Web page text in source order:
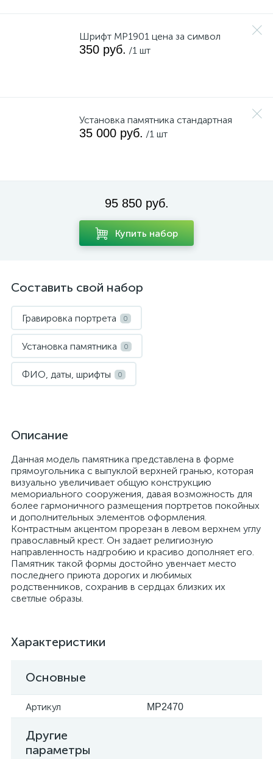
Шрифт MP1901 цена за символ
350 руб. /1 шт
Установка памятника стандартная
35 000 руб. /1 шт
95 850 руб.
Купить набор
Составить свой набор
Гравировка портрета 0
Установка памятника 0
ФИО, даты, шрифты 0
Описание
Данная модель памятника представлена в форме
прямоугольника с выпуклой верхней гранью, которая
визуально увеличивает общую конструкцию
мемориального сооружения, давая возможность для
более гармоничного размещения портретов покойных
и дополнительных элементов оформления.
Контрастным акцентом прорезан в левом верхнем углу
православный крест. Он задает религиозную
направленность надгробию и красиво дополняет его.
Памятник такой формы достойно увенчает место
последнего приюта дорогих и любимых
родственников, сохранив в сердцах близких их
светлые образы.
Характеристики
Основные
Артикул MP2470
Другие
параметры